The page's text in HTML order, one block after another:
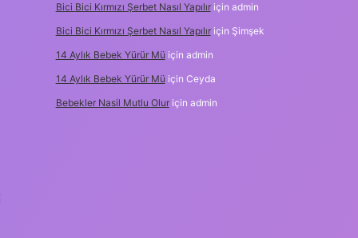
Bici Bici Kırmızı Şerbet Nasıl Yapılıriçin admin
Bici Bici Kırmızı Şerbet Nasıl Yapılıriçin Şimşek
14 Aylık Bebek Yürür Mü için admin
14 Aylık Bebek Yürür Mü için Ceyda
Bebekler Nasil Mutlu Oluriçin admin